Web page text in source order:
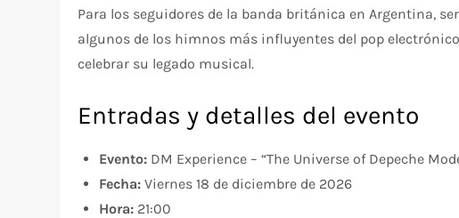
Para los seguidores de la banda británica en Argentina,
algunos de los himnos más influyentes del pop
celebrar su legado musical.
Entradas y detalles del evento
Evento: DM Experience – “The Universe of Depeche
Fecha: Viernes 18 de diciembre de 2026
Hora: 21:00